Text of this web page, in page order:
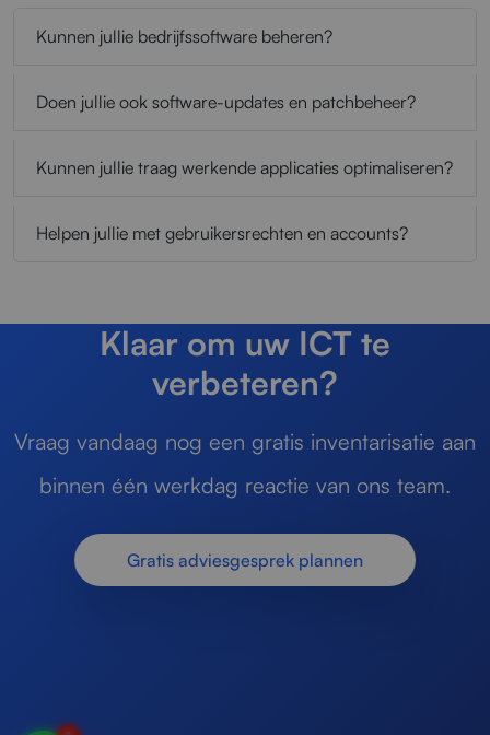
Kunnen jullie bedrijfssoftware beheren?
Doen jullie ook software-updates en patchbeheer?
Kunnen jullie traag werkende applicaties optimaliseren?
Helpen jullie met gebruikersrechten en accounts?
Klaar om uw ICT te
verbeteren?
Vraag vandaag nog een gratis inventarisatie aan
binnen één werkdag reactie van ons team.
Gratis adviesgesprek plannen